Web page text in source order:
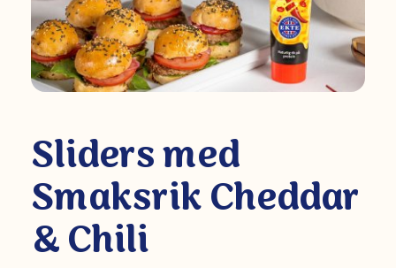
Sliders med
Smaksrik Cheddar
& Chili